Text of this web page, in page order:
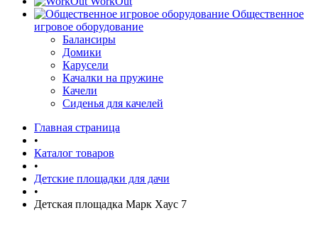
Общественное
игровое оборудование
Балансиры
Домики
Карусели
Качалки на пружине
Качели
Сиденья для качелей
Главная страница
•
Каталог товаров
•
Детские площадки для дачи
•
Детская площадка Марк Хаус 7